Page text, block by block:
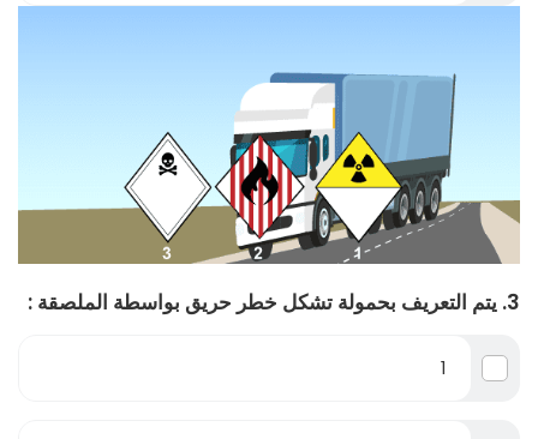
3. يتم التعريف بحمولة تشكل خطر حريق بواسطة الملصقة :
1